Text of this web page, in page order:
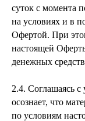
суток с момента
на условиях и в
Офертой. При
настоящей
денежных
2.4. Соглашаясь
осознает, что
по условиям